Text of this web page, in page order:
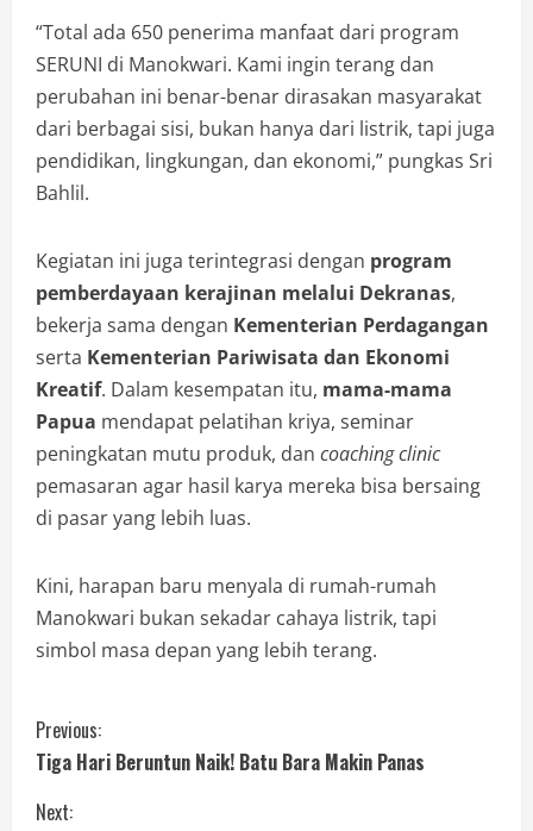
“Total ada 650 penerima manfaat dari program
SERUNI di Manokwari. Kami ingin terang dan
perubahan ini benar-benar dirasakan masyarakat
dari berbagai sisi, bukan hanya dari listrik, tapi juga
pendidikan, lingkungan, dan ekonomi,” pungkas Sri
Bahlil.
Kegiatan ini juga terintegrasi dengan program
pemberdayaan kerajinan melalui Dekranas,
bekerja sama dengan Kementerian Perdagangan
serta Kementerian Pariwisata dan Ekonomi
Kreatif. Dalam kesempatan itu, mama-mama
Papua mendapat pelatihan kriya, seminar
peningkatan mutu produk, dan coaching clinic
pemasaran agar hasil karya mereka bisa bersaing
di pasar yang lebih luas.
Kini, harapan baru menyala di rumah-rumah
Manokwari bukan sekadar cahaya listrik, tapi
simbol masa depan yang lebih terang.
Previous:
Tiga Hari Beruntun Naik! Batu Bara Makin Panas
Next: